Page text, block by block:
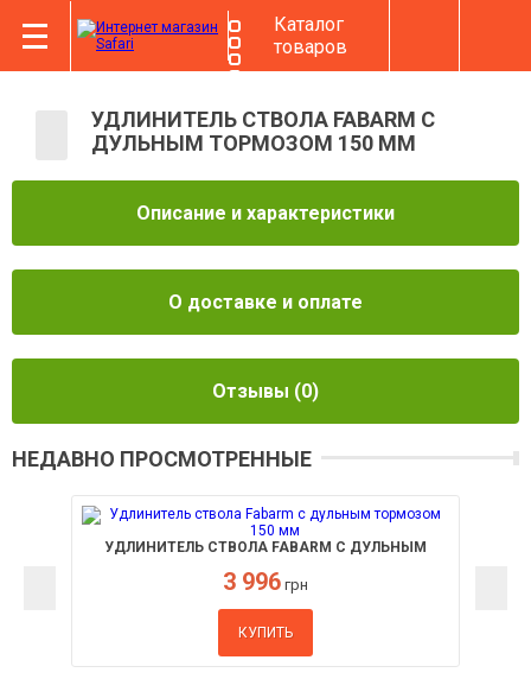
Каталог
товаров
УДЛИНИТЕЛЬ СТВОЛА FABARM С
ДУЛЬНЫМ ТОРМОЗОМ 150 ММ
Описание и характеристики
О доставке и оплате
Отзывы (0)
НЕДАВНО ПРОСМОТРЕННЫЕ
УДЛИНИТЕЛЬ СТВОЛА FABARM С ДУЛЬНЫМ
3 996 грн
КУПИТЬ